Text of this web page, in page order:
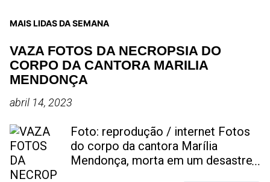
MAIS LIDAS DA SEMANA
VAZA FOTOS DA NECROPSIA DO
CORPO DA CANTORA MARILIA
MENDONÇA
abril 14, 2023
Foto: reprodução / internet Fotos
do corpo da cantora Marília
Mendonça, morta em um desastre